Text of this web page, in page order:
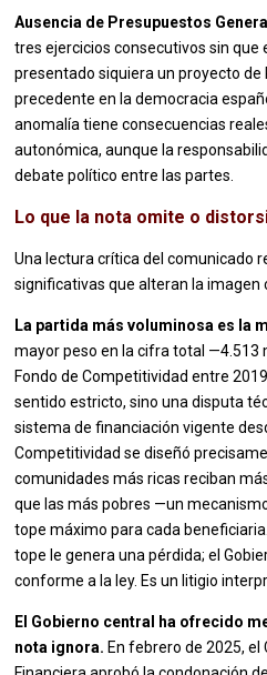
Ausencia de Presupuestos
tres ejercicios consecutivos sin que
presentado siquiera un proyecto de
precedente en la democracia
anomalía tiene consecuencias
autonómica, aunque la
debate político entre las partes.
Lo que la nota omite o
Una lectura crítica del comunicado
significativas que alteran la imagen
La partida más voluminosa es la
mayor peso en la cifra total —4.513
Fondo de Competitividad entre
sentido estricto, sino una disputa
sistema de financiación vigente
Competitividad se diseñó
comunidades más ricas reciban
que las más pobres —un
tope máximo para cada
tope le genera una pérdida; el
conforme a la ley. Es un litigio
El Gobierno central ha ofrecido
nota ignora. En febrero de 2025, el